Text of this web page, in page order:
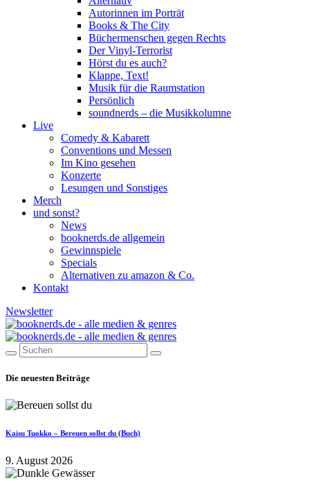
Autorinnen im Porträt
Books & The City
Büchermenschen gegen Rechts
Der Vinyl-Terrorist
Hörst du es auch?
Klappe, Text!
Musik für die Raumstation
Persönlich
soundnerds – die Musikkolumne
Live
Comedy & Kabarett
Conventions und Messen
Im Kino gesehen
Konzerte
Lesungen und Sonstiges
Merch
und sonst?
News
booknerds.de allgemein
Gewinnspiele
Specials
Alternativen zu amazon & Co.
Kontakt
Newsletter
Die neuesten Beiträge
Kaisu Tuokko – Bereuen sollst du (Buch)
9. August 2026